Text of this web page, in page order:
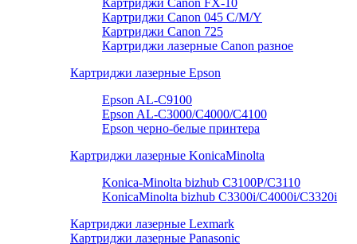
Картриджи Canon FX-10
Картриджи Canon 045 C/M/Y
Картриджи Canon 725
Картриджи лазерные Canon разное
Картриджи лазерные Epson
Epson AL-C9100
Epson AL-С3000/C4000/C4100
Epson черно-белые принтера
Картриджи лазерные KonicaMinolta
Konica-Minolta bizhub C3100P/C3110
KonicaMinolta bizhub C3300i/C4000i/C3320i
Картриджи лазерные Lexmark
Картриджи лазерные Panasonic